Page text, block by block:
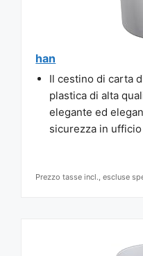
han
Il cestino di carta
plastica di alta
elegante ed
sicurezza in
Prezzo tasse incl., escluse